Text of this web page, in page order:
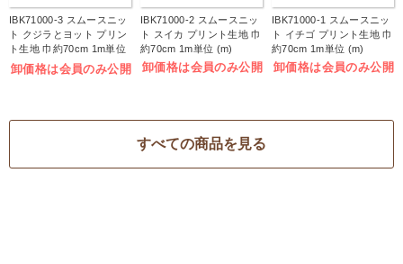
IBK71000-3 スムースニッ
ト クジラとヨット プリン
ト生地 巾約70cm 1m単位
(m)
卸価格は会員のみ公開
IBK71000-2 スムースニッ
ト スイカ プリント生地 巾
約70cm 1m単位 (m)
卸価格は会員のみ公開
IBK71000-1 スムースニッ
ト イチゴ プリント生地 巾
約70cm 1m単位 (m)
卸価格は会員のみ公開
すべての商品を見る